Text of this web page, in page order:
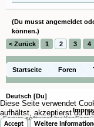
(Du musst angemeldet
können.)
< Zurück
1 2 3 4
Startseite Foren
Orchideenfotos
Deutsch [Du]
Forum software by XenForo®
Diese Seite verwendet
aufhältst, akzeptierst du
Accept Weitere